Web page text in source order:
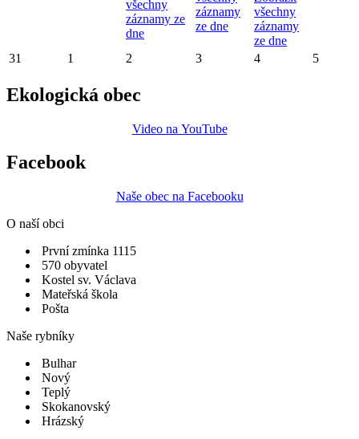
všechny
záznamy ze
dne
záznamy
ze dne
všechny
záznamy
ze dne
31 1 2 3 4 5
Ekologická obec
Video na YouTube
Facebook
Naše obec na Facebooku
O naší obci
První zmínka 1115
570 obyvatel
Kostel sv. Václava
Mateřská škola
Pošta
Naše rybníky
Bulhar
Nový
Teplý
Skokanovský
Hrázský